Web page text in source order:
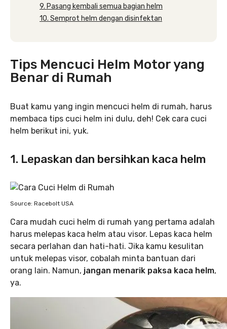
9. Pasang kembali semua bagian helm
10. Semprot helm dengan disinfektan
Tips Mencuci Helm Motor yang
Benar di Rumah
Buat kamu yang ingin mencuci helm di rumah, harus
membaca tips cuci helm ini dulu, deh! Cek cara cuci
helm berikut ini, yuk.
1. Lepaskan dan bersihkan kaca helm
Source: Racebolt USA
Cara mudah cuci helm di rumah yang pertama adalah
harus melepas kaca helm atau visor. Lepas kaca helm
secara perlahan dan hati-hati. Jika kamu kesulitan
untuk melepas visor, cobalah minta bantuan dari
orang lain. Namun, jangan menarik paksa kaca helm,
ya.